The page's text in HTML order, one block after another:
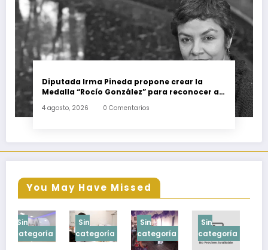
Diputada Irma Pineda propone crear la
Medalla “Rocío González” para reconocer a
4 agosto, 2026 0 Comentarios
You May Have Missed
Sin
categoría
Sin
categoría
Sin
categoría
Sin
categoría